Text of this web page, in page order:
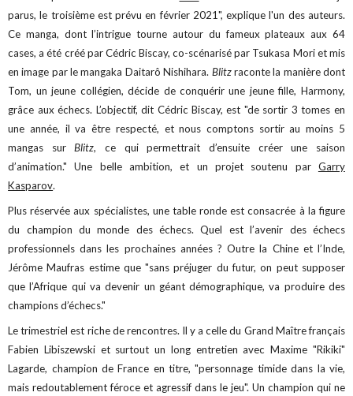
parus, le troisième est prévu en février 2021", explique l'un des auteurs.
Ce manga, dont l’intrigue tourne autour du fameux plateaux aux 64
cases, a été créé par Cédric Biscay, co-scénarisé par Tsukasa Mori et mis
en image par le mangaka Daitarô Nishihara. Blitzraconte la manière dont
Tom, un jeune collégien, décide de conquérir une jeune fille, Harmony,
grâce aux échecs. L’objectif, dit Cédric Biscay, est "de sortir 3 tomes en
une année, il va être respecté, et nous comptons sortir au moins 5
mangas surBlitz, ce qui permettrait d’ensuite créer une saison
d’animation." Une belle ambition, et un projet soutenu par Garry
Kasparov.
Plus réservée aux spécialistes, une table ronde est consacrée à la figure
du champion du monde des échecs. Quel est l’avenir des échecs
professionnels dans les prochaines années ? Outre la Chine et l’Inde,
Jérôme Maufras estime que "sans préjuger du futur, on peut supposer
que l’Afrique qui va devenir un géant démographique, va produire des
champions d’échecs."
Le trimestriel est riche de rencontres. Il y a celle du Grand Maître français
Fabien Libiszewski et surtout un long entretien avec Maxime "Rikiki"
Lagarde, champion de France en titre, "personnage timide dans la vie,
mais redoutablement féroce et agressif dans le jeu". Un champion qui ne